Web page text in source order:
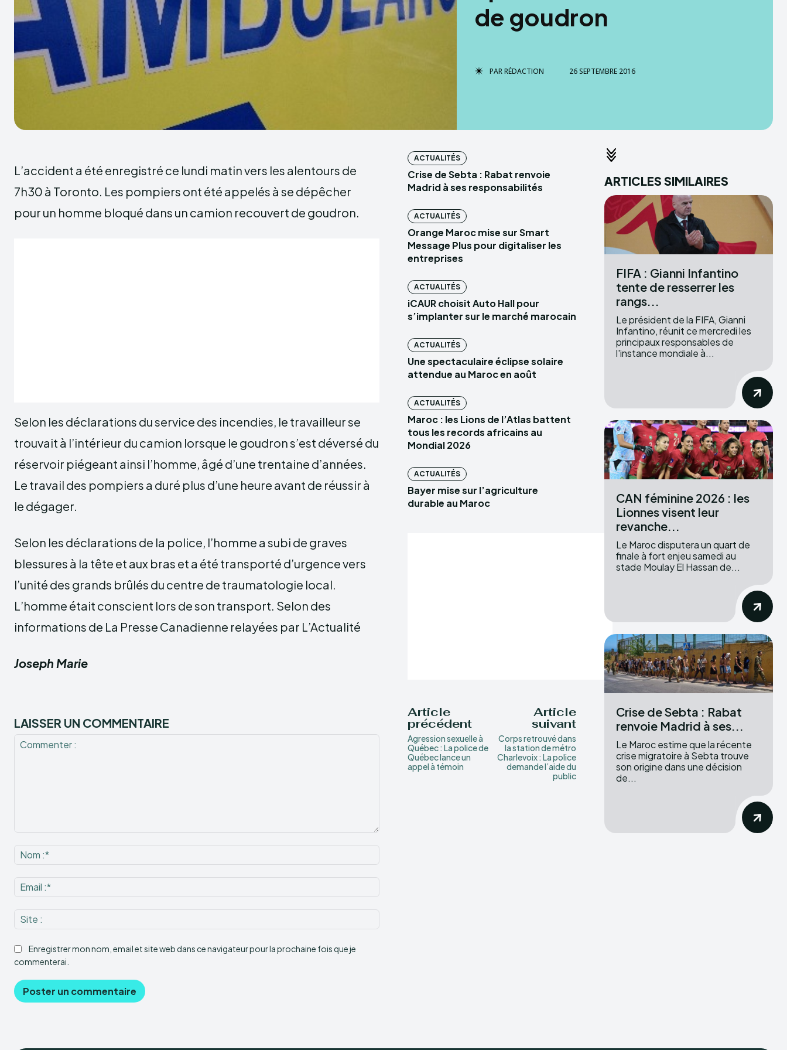
de goudron
PARRÉDACTION 26 SEPTEMBRE 2016
L’accident a été enregistré ce lundi matin vers les alentours de
7h30 à Toronto. Les pompiers ont été appelés à se dépêcher
pour un homme bloqué dans un camion recouvert de goudron.
Selon les déclarations du service des incendies, le travailleur se
trouvait à l’intérieur du camion lorsque le goudron s’est déversé du
réservoir piégeant ainsi l’homme, âgé d’une trentaine d’années.
Le travail des pompiers a duré plus d’une heure avant de réussir à
le dégager.
Selon les déclarations de la police, l’homme a subi de graves
blessures à la tête et aux bras et a été transporté d’urgence vers
l’unité des grands brûlés du centre de traumatologie local.
L’homme était conscient lors de son transport. Selon des
informations de La Presse Canadienne relayées par L’Actualité
Joseph Marie
LAISSER UN COMMENTAIRE
:*
:*
:
Enregistrer mon nom, email et site web dans ce navigateur pour la prochaine fois que je
commenterai.
ACTUALITÉS
Crise de Sebta : Rabat renvoie
Madrid à ses responsabilités
ACTUALITÉS
Orange Maroc mise sur Smart
Message Plus pour digitaliser les
entreprises
ACTUALITÉS
iCAUR choisit Auto Hall pour
s’implanter sur le marché marocain
ACTUALITÉS
Une spectaculaire éclipse solaire
attendue au Maroc en août
ACTUALITÉS
Maroc : les Lions de l’Atlas battent
tous les records africains au
Mondial 2026
ACTUALITÉS
Bayer mise sur l’agriculture
durable au Maroc
Article
précédent
Agression sexuelle à
Québec : La police de
Québec lance un
appel à témoin
Article
suivant
Corps retrouvé dans
la station de métro
Charlevoix : La police
demande l’aide du
public
ARTICLES SIMILAIRES
FIFA : Gianni Infantino
tente de resserrer les
rangs...
Le président de la FIFA, Gianni
Infantino, réunit ce mercredi les
principaux responsables de
l'instance mondiale à...
CAN féminine 2026 : les
Lionnes visent leur
revanche...
Le Maroc disputera un quart de
finale à fort enjeu samedi au
stade Moulay El Hassan de...
Crise de Sebta : Rabat
renvoie Madrid à ses...
Le Maroc estime que la récente
crise migratoire à Sebta trouve
son origine dans une décision
de...